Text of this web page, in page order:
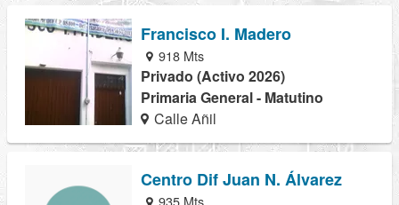
Francisco I. Madero
918 Mts
Privado (Activo 2026)
Primaria General - Matutino
Calle Añil
Centro Dif Juan N. Álvarez
935 Mts